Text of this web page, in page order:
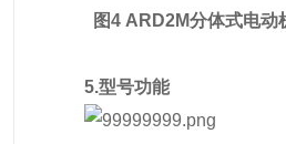
图4 ARD2M分体式电动
5.型号功能